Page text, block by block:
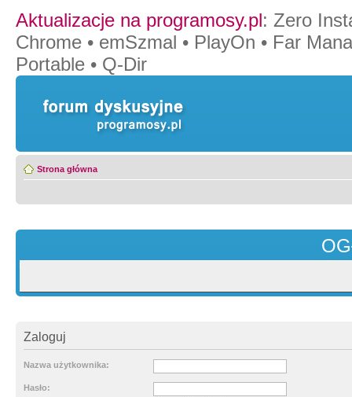
Aktualizacje na programosy.pl: Zero
Chrome • emSzmal • PlayOn • Far
Portable • Q-Dir
Strona główna
Zaloguj
Nazwa użytkownika:
Hasło: